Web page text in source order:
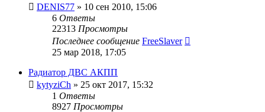
DENIS77 » 10 сен 2010, 15:06
6 Ответы
22313 Просмотры
Последнее сообщение FreeSlaver
25 мар 2018, 17:05
Радиатор ДВС АКПП
kytyziCh » 25 окт 2017, 15:32
1 Ответы
8927 Просмотры